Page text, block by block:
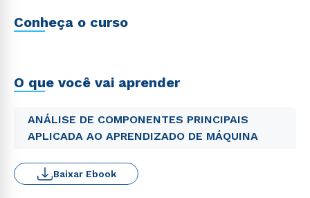
Conheça o curso
O que você vai aprender
ANÁLISE DE COMPONENTES PRINCIPAIS
APLICADA AO APRENDIZADO DE MÁQUINA
Baixar Ebook